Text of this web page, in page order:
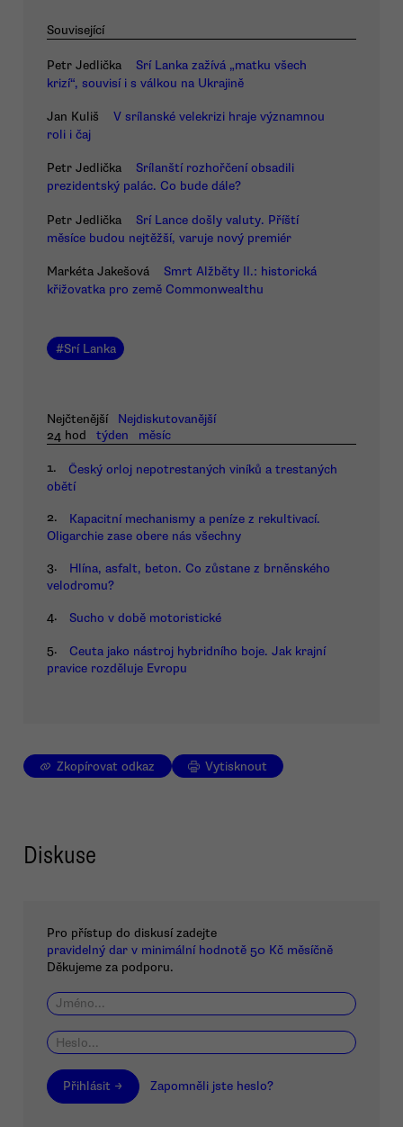
Související
Petr Jedlička
Srí Lanka zažívá „matku všech
krizí“, souvisí i s válkou na Ukrajině
Jan Kuliš
V srílanské velekrizi hraje významnou
roli i čaj
Petr Jedlička
Srílanští rozhořčení obsadili
prezidentský palác. Co bude dále?
Petr Jedlička
Srí Lance došly valuty. Příští
měsíce budou nejtěžší, varuje nový premiér
Markéta Jakešová
Smrt Alžběty II.: historická
křižovatka pro země Commonwealthu
#Srí Lanka
Nejčtenější
Nejdiskutovanější
24 hod
týden měsíc
1.
Český orloj nepotrestaných viníků a trestaných
obětí
2.
Kapacitní mechanismy a peníze z rekultivací.
Oligarchie zase obere nás všechny
3.
Hlína, asfalt, beton. Co zůstane z brněnského
velodromu?
4. Sucho v době motoristické
5.
Ceuta jako nástroj hybridního boje. Jak krajní
pravice rozděluje Evropu
Zkopírovat odkaz Vytisknout
Diskuse
Pro přístup do diskusí zadejte
pravidelný dar v minimální hodnotě 50 Kč měsíčně
Děkujeme za podporu.
Přihlásit → Zapomněli jste heslo?